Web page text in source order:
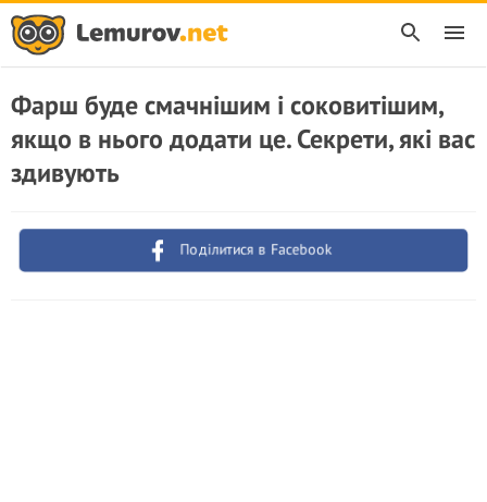
Фарш буде смачнішим і соковитішим,
якщо в нього додати це. Секрети, які вас
здивують
Поділитися в Facebook